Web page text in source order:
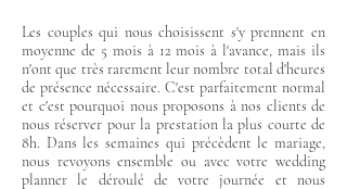
Les couples qui nous choisissent s'y prennent en
moyenne de 5 mois à 12 mois à l'avance, mais ils
n'ont que très rarement leur nombre total d'heures
de présence nécessaire. C'est parfaitement normal
et c'est pourquoi nous proposons à nos clients de
nous réserver pour la prestation la plus courte de
8h. Dans les semaines qui précèdent le mariage,
nous revoyons ensemble ou avec votre wedding
planner le déroulé de votre journée et nous